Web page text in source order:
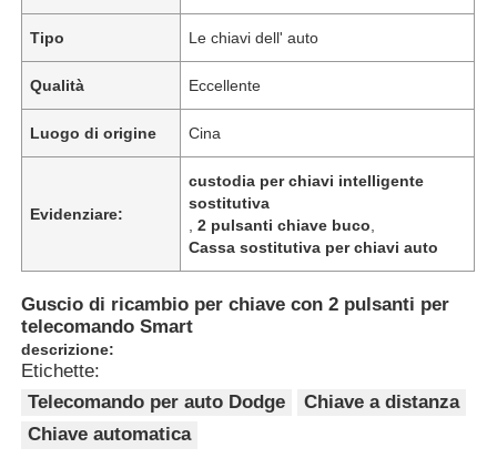
Tipo Le chiavi dell' auto
Qualità Eccellente
Luogo di origine Cina
Evidenziare:
custodia per chiavi intelligente
sostitutiva
,2 pulsanti chiave buco
Cassa sostitutiva per chiavi auto
Guscio di ricambio per chiave con 2 pulsanti per
telecomando Smart
descrizione:
Etichette:
Telecomando per auto Dodge
Chiave a distanza
Chiave automatica